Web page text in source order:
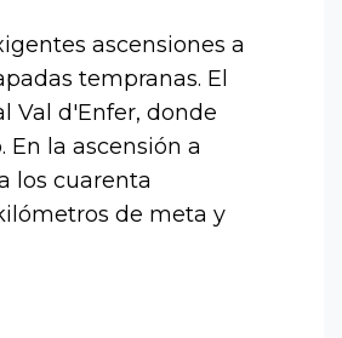
ascensiones a
tempranas. El
Val d'Enfer, donde
la ascensión a
los cuarenta
de meta y